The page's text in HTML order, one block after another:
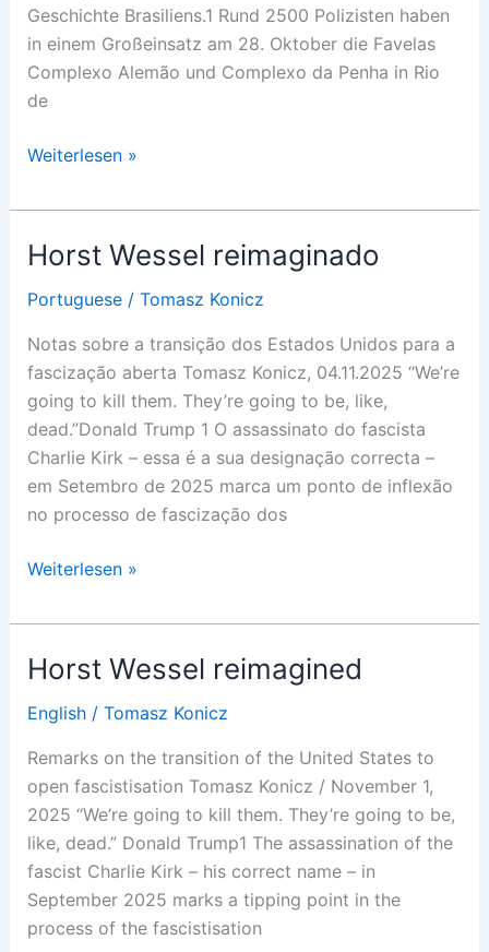
Geschichte Brasiliens.1 Rund 2500 Polizisten haben
in einem Großeinsatz am 28. Oktober die Favelas
Complexo Alemão und Complexo da Penha in Rio
de
Das
Weiterlesen »
Horst Wessel reimaginado
Portuguese/ Tomasz Konicz
Notas sobre a transição dos Estados Unidos para a
fascização aberta Tomasz Konicz, 04.11.2025 “We’re
going to kill them. They’re going to be, like,
dead.”Donald Trump 1 O assassinato do fascista
Charlie Kirk – essa é a sua designação correcta –
em Setembro de 2025 marca um ponto de inflexão
no processo de fascização dos
Horst
reimaginado
Weiterlesen »
Horst Wessel reimagined
English/ Tomasz Konicz
Remarks on the transition of the United States to
open fascistisation Tomasz Konicz / November 1,
2025 “We’re going to kill them. They’re going to be,
like, dead.” Donald Trump1 The assassination of the
fascist Charlie Kirk – his correct name – in
September 2025 marks a tipping point in the
process of the fascistisation